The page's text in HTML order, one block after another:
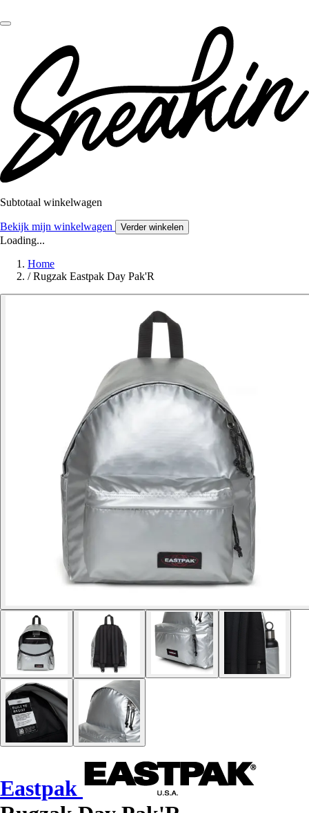
Subtotaal winkelwagen
Bekijk mijn winkelwagen Verder winkelen
Loading...
Home
/ Rugzak Eastpak Day Pak'R
Eastpak